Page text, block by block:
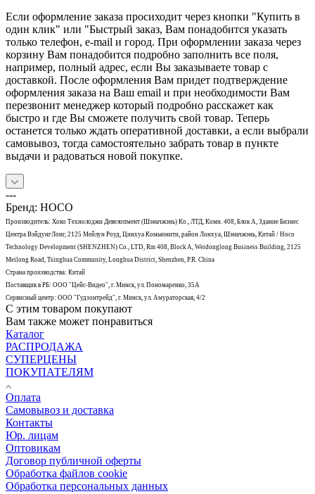
Если оформление заказа просиходит через кнопки "Купить в
один клик" или "Быстрый заказ, Вам понадобится указать
только телефон, e-mail и город. При оформлении заказа через
корзину Вам понадобится подробно заполнить все поля,
например, полный адрес, если Вы заказываете товар с
доставкой. После оформления Вам придет подтверждение
оформления заказа на Ваш email и при необходимости Вам
перезвонит менеджер который подробно расскажет как
быстро и где Вы сможете получить свой товар. Теперь
останется только ждать оперативной доставки, а если выбрали
самовывоз, тогда самостоятельно забрать товар в пункте
выдачи и радоваться новой покупке.
---
Бренд: HOCO
Производитель: Хоко Технолоджи Девелопмент (Шэньчжэнь) Ко., ЛТД, Комн. 408, Блок A, Здание Бизнес
Центра ВэйдунгЛонг, 2125 Мейлун Роуд, Цинхуа Комьюнити, район Лонхуа, Шэньчжэнь, Китай / Hoco
Technology Development (SHENZHEN) Co., LTD, Rm 408, Block A, Weidonglong Business Building, 2125
Meilong Road, Tsinghua Community, Longhua District, Shenzhen, P.R. China
Страна производства: Китай
Поставщик в РБ: ООО "Цейс-Видео", г. Минск, ул. Пономаренко, 35А
Сервисный центр: ООО "Гудзонтрейд", г. Минск, ул. Амураторская, 4/2
С этим товаром покупают
Вам также может понравиться
Каталог
РАСПРОДАЖА
СУПЕРЦЕНЫ
ПОКУПАТЕЛЯМ
Оплата
Самовывоз и доставка
Контакты
Юр. лицам
Оптовикам
Договор публичной оферты
Обработка файлов cookie
Обработка персональных данных